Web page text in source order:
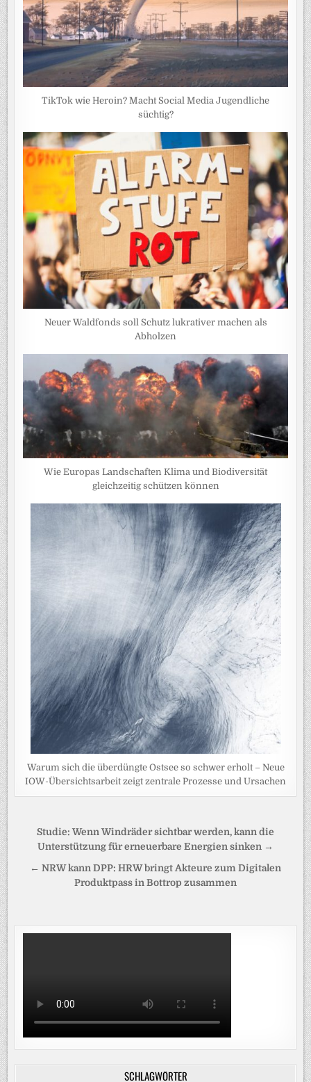
TikTok wie Heroin? Macht Social Media Jugendliche
süchtig?
Neuer Waldfonds soll Schutz lukrativer machen als
Abholzen
Wie Europas Landschaften Klima und Biodiversität
gleichzeitig schützen können
Warum sich die überdüngte Ostsee so schwer erholt – Neue
IOW-Übersichtsarbeit zeigt zentrale Prozesse und Ursachen
Beitragsnavigation
Studie: Wenn Windräder sichtbar werden, kann die
Unterstützung für erneuerbare Energien sinken →
← NRW kann DPP: HRW bringt Akteure zum Digitalen
Produktpass in Bottrop zusammen
SCHLAGWÖRTER